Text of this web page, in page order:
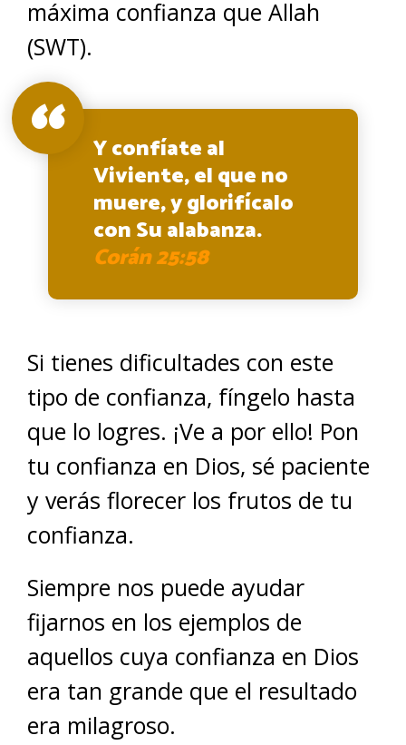
máxima confianza que Allah
(SWT).
Y confíate al
Viviente, el que no
muere, y glorifícalo
con Su alabanza.
Corán 25:58
Si tienes dificultades con este
tipo de confianza, fíngelo hasta
que lo logres. ¡Ve a por ello! Pon
tu confianza en Dios, sé paciente
y verás florecer los frutos de tu
confianza.
Siempre nos puede ayudar
fijarnos en los ejemplos de
aquellos cuya confianza en Dios
era tan grande que el resultado
era milagroso.